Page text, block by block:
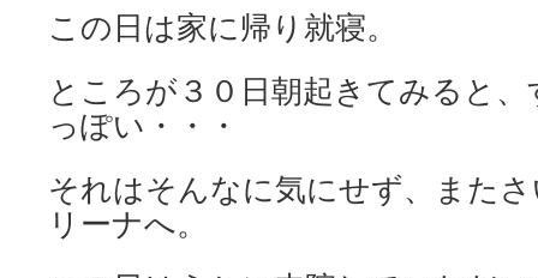
この日は家に帰り就寝。
ところが３０日朝起きてみると
っぽい・・・
それはそんなに気にせず、また
リーナへ。